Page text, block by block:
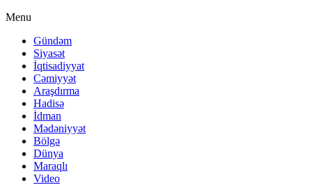
Menu
Gündəm
Siyasət
İqtisadiyyat
Cəmiyyət
Araşdırma
Hadisə
İdman
Mədəniyyət
Bölgə
Dünya
Maraqlı
Video